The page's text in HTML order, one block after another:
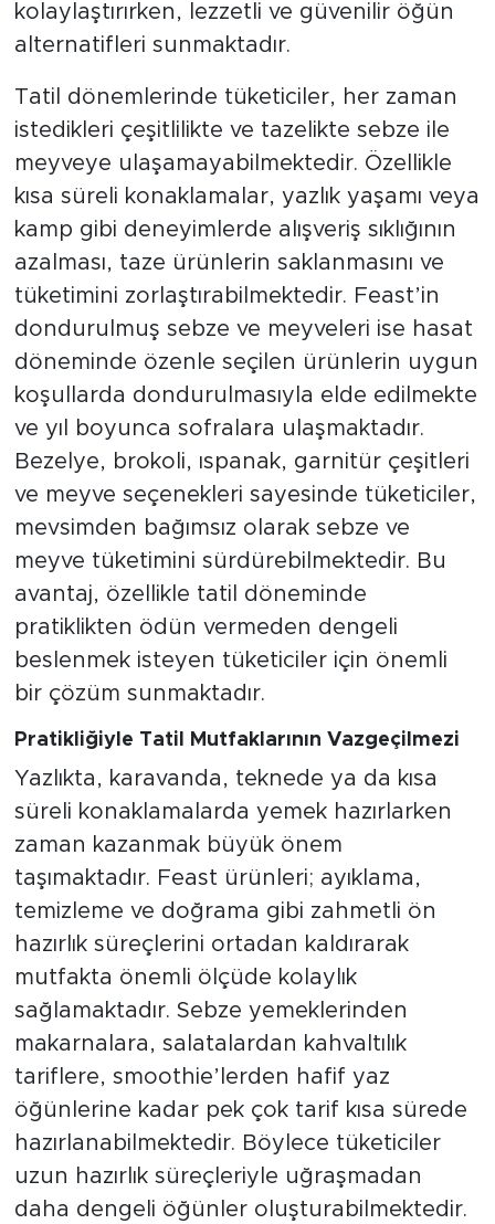
kolaylaştırırken, lezzetli ve güvenilir öğün
alternatifleri sunmaktadır.
Tatil dönemlerinde tüketiciler, her zaman
istedikleri çeşitlilikte ve tazelikte sebze ile
meyveye ulaşamayabilmektedir. Özellikle
kısa süreli konaklamalar, yazlık yaşamı veya
kamp gibi deneyimlerde alışveriş sıklığının
azalması, taze ürünlerin saklanmasını ve
tüketimini zorlaştırabilmektedir. Feast’in
dondurulmuş sebze ve meyveleri ise hasat
döneminde özenle seçilen ürünlerin uygun
koşullarda dondurulmasıyla elde edilmekte
ve yıl boyunca sofralara ulaşmaktadır.
Bezelye, brokoli, ıspanak, garnitür çeşitleri
ve meyve seçenekleri sayesinde tüketiciler,
mevsimden bağımsız olarak sebze ve
meyve tüketimini sürdürebilmektedir. Bu
avantaj, özellikle tatil döneminde
pratiklikten ödün vermeden dengeli
beslenmek isteyen tüketiciler için önemli
bir çözüm sunmaktadır.
Pratikliğiyle Tatil Mutfaklarının Vazgeçilmezi
Yazlıkta, karavanda, teknede ya da kısa
süreli konaklamalarda yemek hazırlarken
zaman kazanmak büyük önem
taşımaktadır. Feast ürünleri; ayıklama,
temizleme ve doğrama gibi zahmetli ön
hazırlık süreçlerini ortadan kaldırarak
mutfakta önemli ölçüde kolaylık
sağlamaktadır. Sebze yemeklerinden
makarnalara, salatalardan kahvaltılık
tariflere, smoothie’lerden hafif yaz
öğünlerine kadar pek çok tarif kısa sürede
hazırlanabilmektedir. Böylece tüketiciler
uzun hazırlık süreçleriyle uğraşmadan
daha dengeli öğünler oluşturabilmektedir.